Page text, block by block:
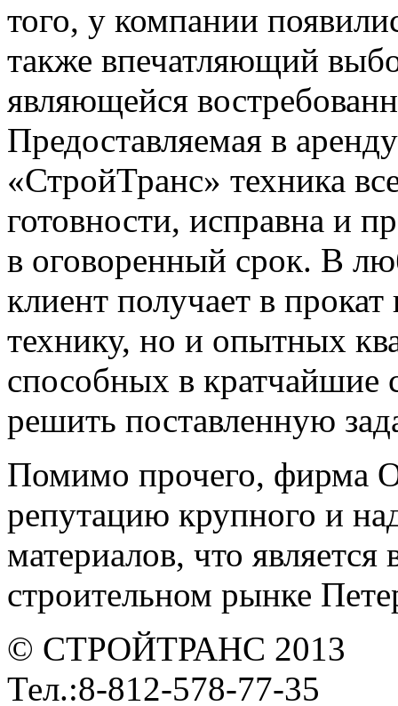
того, у компании
также впечатляющий
являющейся
Предоставляемая в
«СтройТранс» техника
готовности, исправна и
в оговоренный срок. В
клиент получает в
технику, но и опытных
способных в
решить поставленную
Помимо прочего, фирма
репутацию крупного и
материалов, что
строительном рынке
© СТРОЙТРАНС 2013
Тел.:8-812-578-77-35